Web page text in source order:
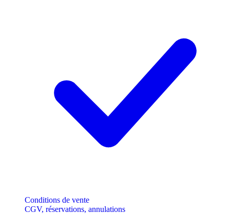
Conditions de vente
CGV, réservations, annulations